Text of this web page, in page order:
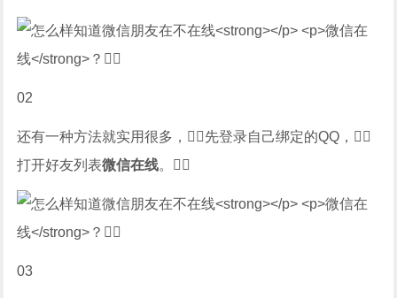
02
还有一种方法就实用很多，先登录自己绑定的QQ，
打开好友列表微信在线。
03